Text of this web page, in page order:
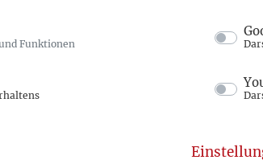
Funktionen